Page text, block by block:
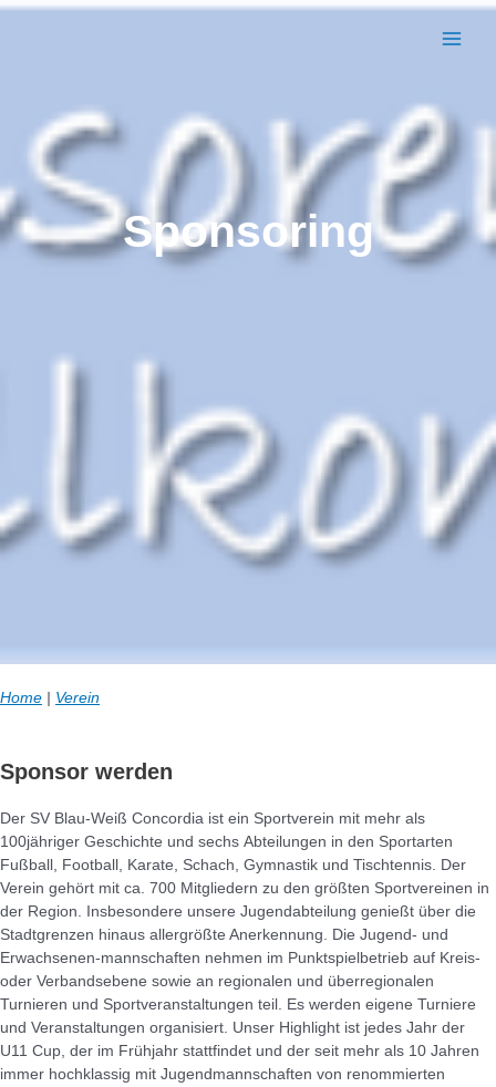
Sponsoring
Home Verein
Sponsor werden
Der SV Blau-Weiß Concordia ist ein Sportverein mit mehr als
100jähriger Geschichte und sechs Abteilungen in den Sportarten
Fußball, Football, Karate, Schach, Gymnastik und Tischtennis. Der
Verein gehört mit ca. 700 Mitgliedern zu den größten Sportvereinen in
der Region. Insbesondere unsere Jugendabteilung genießt über die
Stadtgrenzen hinaus allergrößte Anerkennung. Die Jugend- und
Erwachsenen-mannschaften nehmen im Punktspielbetrieb auf Kreis-
oder Verbandsebene sowie an regionalen und überregionalen
Turnieren und Sportveranstaltungen teil. Es werden eigene Turniere
und Veranstaltungen organisiert. Unser Highlight ist jedes Jahr der
U11 Cup, der im Frühjahr stattfindet und der seit mehr als 10 Jahren
immer hochklassig mit Jugendmannschaften von renommierten